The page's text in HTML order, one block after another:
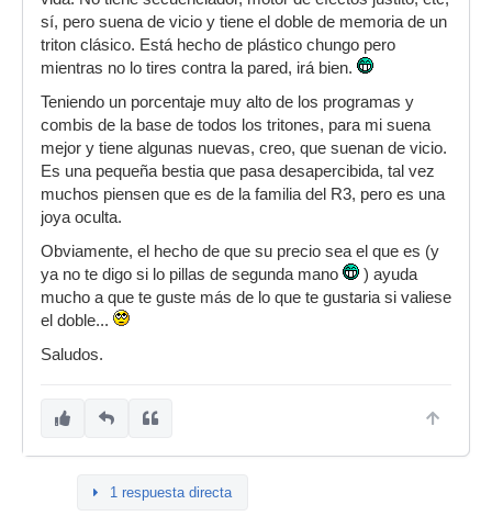
sí, pero suena de vicio y tiene el doble de memoria de un
triton clásico. Está hecho de plástico chungo pero
mientras no lo tires contra la pared, irá bien.
Teniendo un porcentaje muy alto de los programas y
combis de la base de todos los tritones, para mi suena
mejor y tiene algunas nuevas, creo, que suenan de vicio.
Es una pequeña bestia que pasa desapercibida, tal vez
muchos piensen que es de la familia del R3, pero es una
joya oculta.
Obviamente, el hecho de que su precio sea el que es (y
ya no te digo si lo pillas de segunda mano
) ayuda
mucho a que te guste más de lo que te gustaria si valiese
el doble...
Saludos.
1 respuesta directa